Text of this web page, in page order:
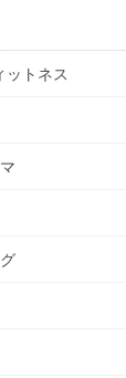
ットネス